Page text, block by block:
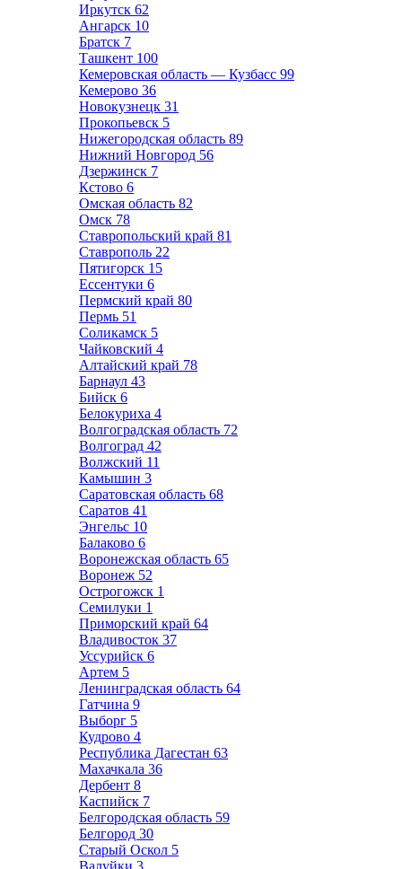
Иркутск 62
Ангарск 10
Братск 7
Ташкент 100
Кемеровская область — Кузбасс 99
Кемерово 36
Новокузнецк 31
Прокопьевск 5
Нижегородская область 89
Нижний Новгород 56
Дзержинск 7
Кстово 6
Омская область 82
Омск 78
Ставропольский край 81
Ставрополь 22
Пятигорск 15
Ессентуки 6
Пермский край 80
Пермь 51
Соликамск 5
Чайковский 4
Алтайский край 78
Барнаул 43
Бийск 6
Белокуриха 4
Волгоградская область 72
Волгоград 42
Волжский 11
Камышин 3
Саратовская область 68
Саратов 41
Энгельс 10
Балаково 6
Воронежская область 65
Воронеж 52
Острогожск 1
Семилуки 1
Приморский край 64
Владивосток 37
Уссурийск 6
Артем 5
Ленинградская область 64
Гатчина 9
Выборг 5
Кудрово 4
Республика Дагестан 63
Махачкала 36
Дербент 8
Каспийск 7
Белгородская область 59
Белгород 30
Старый Оскол 5
Валуйки 3